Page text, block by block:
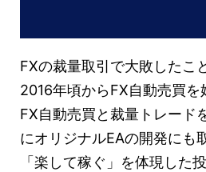
FXの裁量取引で大敗したこ
2016年頃からFX自動売買を
FX自動売買と裁量トレード
にオリジナルEAの開発にも
「楽して稼ぐ」を体現した